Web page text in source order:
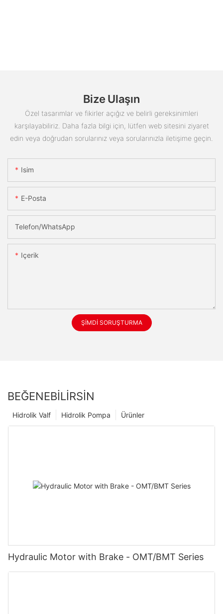
Bize Ulaşın
Özel tasarımlar ve fikirler açığız ve belirli gereksinimleri
karşılayabiliriz. Daha fazla bilgi için, lütfen web sitesini ziyaret
edin veya doğrudan sorularınız veya sorularınızla iletişime geçin.
Isim
E-Posta
Telefon/WhatsApp
Içerik
ŞIMDI SORUŞTURMA
BEĞENEBILIRSIN
Ürünler
Hidrolik Pompa
Hidrolik Valf
Hydraulic Motor with Brake - OMT/BMT Series